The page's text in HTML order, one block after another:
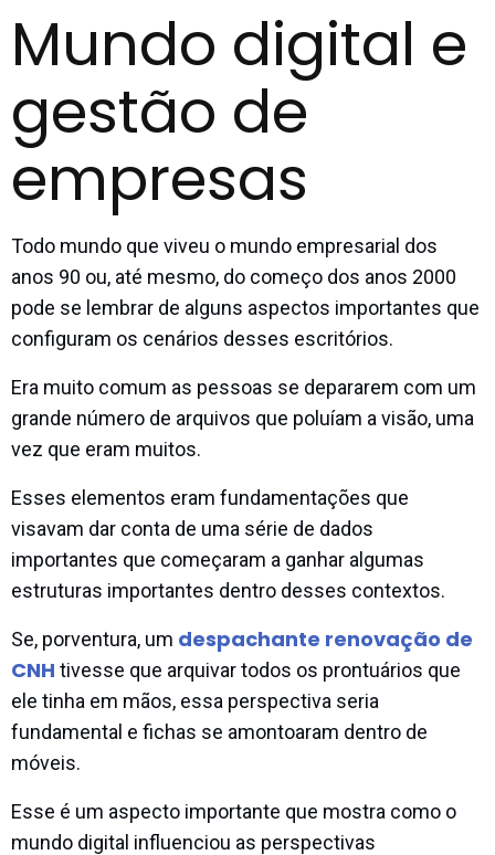
Mundo digital e
gestão de
empresas
Todo mundo que viveu o mundo empresarial dos
anos 90 ou, até mesmo, do começo dos anos 2000
pode se lembrar de alguns aspectos importantes que
configuram os cenários desses escritórios.
Era muito comum as pessoas se depararem com um
grande número de arquivos que poluíam a visão, uma
vez que eram muitos.
Esses elementos eram fundamentações que
visavam dar conta de uma série de dados
importantes que começaram a ganhar algumas
estruturas importantes dentro desses contextos.
Se, porventura, um despachante renovação de
CNH tivesse que arquivar todos os prontuários que
ele tinha em mãos, essa perspectiva seria
fundamental e fichas se amontoaram dentro de
móveis.
Esse é um aspecto importante que mostra como o
mundo digital influenciou as perspectivas